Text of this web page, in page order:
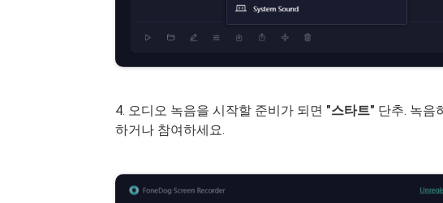
4. 오디오 녹음을 시작할 준비가 되면 "스타트" 단추. 녹음
하거나 참여하세요.